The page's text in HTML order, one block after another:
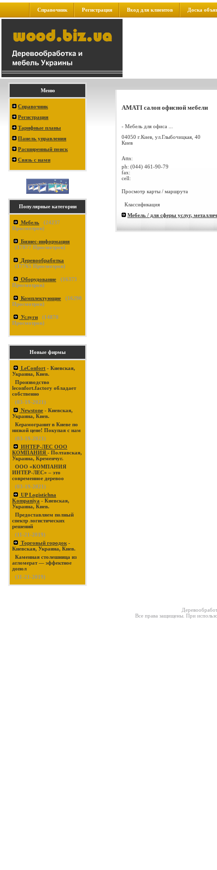
Справочник Регистрация Вход для клиентов Доска
Меню
Справочник
Регистрация
Тарифные планы
Панель управления
Расширенный поиск
Связь с нами
Популярные категории
Мебель (24237
Просмотров)
Бизнес-информация
(17877 Просмотров)
Деревообработка
(17765 Просмотров)
Оборудование (16373
Просмотров)
Комплектующие (16290
Просмотров)
Услуги (14870
Просмотров)
Новые фирмы
LeConfort - Киевская,
Украина, Киев.
Производство
leconfort.factory обладает
собственно
(03-19-2021)
Newstone - Киевская,
Украина, Киев.
Керамогранит в Киеве по
низкой цене! Покупая с нам
(03-19-2021)
ИНТЕР-ЛЕС ООО
КОМПАНИЯ - Полтавская,
Украина, Кременчуг.
ООО «КОМПАНИЯ
ИНТЕР-ЛЕС» – это
современное деревоо
(03-19-2021)
UP Logistichna
Kompaniya - Киевская,
Украина, Киев.
Предоставляем полный
спектр логистических
решений
(11-21-2019)
Торговый городок -
Киевская, Украина, Киев.
Каменная столешница из
агломерат — эффектное
допол
(11-21-2019)
AMATI салон офисной мебели
- Мебель для офиса ...
04050 г.Киев, ул.Глыбочицкая, 40
Киев
Attn:
ph: (044) 461-90-79
fax:
cell:
Просмотр карты / маршрута
Классификация
Мебель / для сферы услуг,
Все права защищены. При